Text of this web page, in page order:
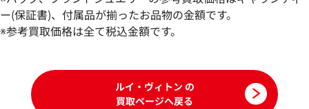
参考買取価格
21,000円
参考買取価格
ー(保証書)、付属品が揃ったお品物の金額です。
※参考買取価格は全て税込金額です。
ルイ・ヴィトン の
買取ページへ戻る